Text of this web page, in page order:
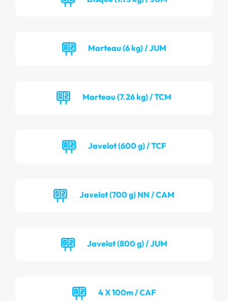
Marteau (6 kg) / JUM
Marteau (7.26 kg) / TCM
Javelot (600 g) / TCF
Javelot (700 g) NN / CAM
Javelot (800 g) / JUM
4 X 100m / CAF